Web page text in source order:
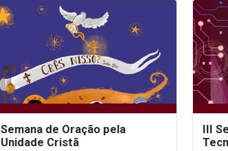
Semana de Oração pela
Unidade Cristã
III